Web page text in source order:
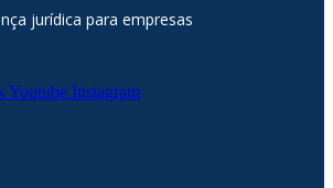
jurídica para empresas
Youtube Instagram